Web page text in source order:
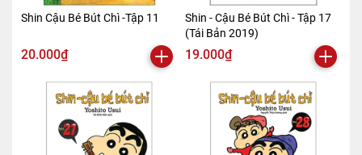
Shin Cậu Bé Bút Chì -Tập 11
20.000₫
Shin - Cậu Bé Bút Chì - Tập 17
(Tái Bản 2019)
19.000₫